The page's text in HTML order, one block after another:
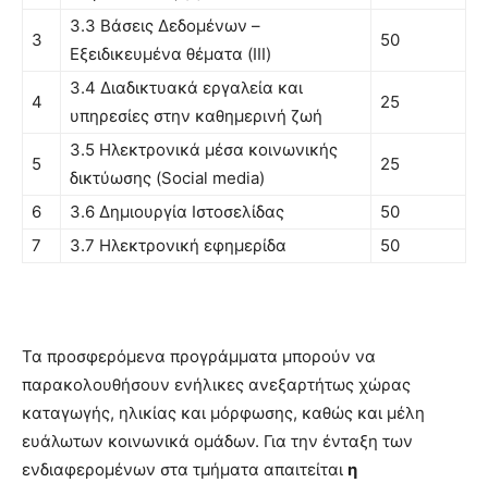
3
3.3 Βάσεις Δεδομένων –
Εξειδικευμένα θέματα (ΙΙΙ)
50
4
3.4 Διαδικτυακά εργαλεία και
υπηρεσίες στην καθημερινή ζωή
25
5
3.5 Ηλεκτρονικά μέσα κοινωνικής
δικτύωσης (Social media)
25
6 3.6 Δημιουργία Ιστοσελίδας
50
7
3.7 Ηλεκτρονική εφημερίδα 50
Τα προσφερόμενα προγράμματα μπορούν να
παρακολουθήσουν ενήλικες ανεξαρτήτως χώρας
καταγωγής, ηλικίας και μόρφωσης, καθώς και μέλη
ευάλωτων κοινωνικά ομάδων. Για την ένταξη των
ενδιαφερομένων στα τμήματα απαιτείται η